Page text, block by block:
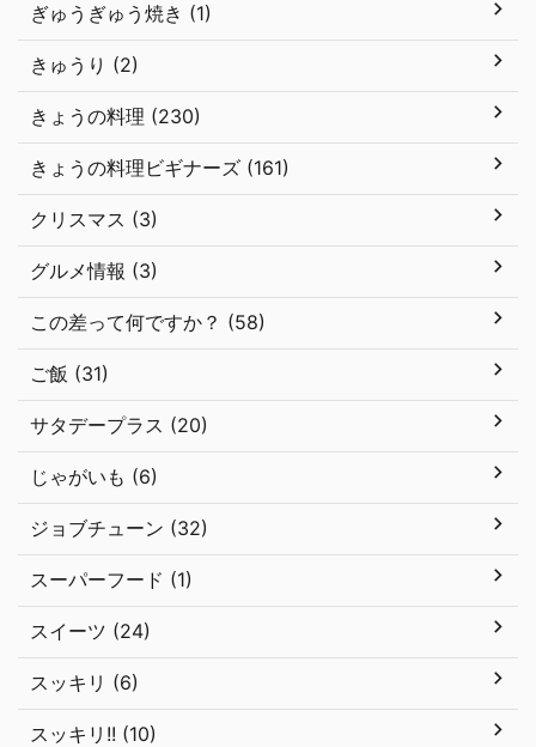
ぎゅうぎゅう焼き (1)
きゅうり (2)
きょうの料理 (230)
きょうの料理ビギナーズ (161)
クリスマス (3)
グルメ情報 (3)
この差って何ですか？ (58)
ご飯 (31)
サタデープラス (20)
じゃがいも (6)
ジョブチューン (32)
スーパーフード (1)
スイーツ (24)
スッキリ (6)
スッキリ!! (10)